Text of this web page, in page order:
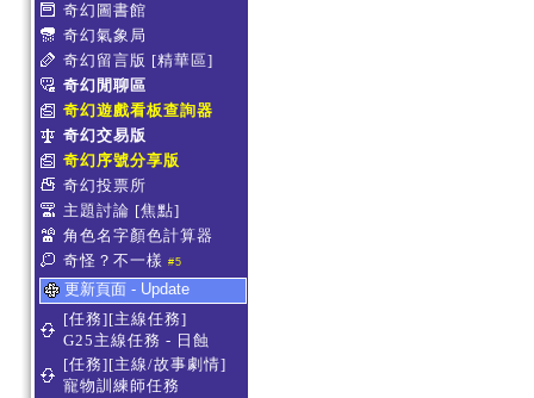
奇幻圖書館
奇幻氣象局
奇幻留言版 [精華區]
奇幻閒聊區
奇幻遊戲看板查詢器
奇幻交易版
奇幻序號分享版
奇幻投票所
主題討論 [焦點]
角色名字顏色計算器
奇怪？不一樣 #5
更新頁面 - Update
[任務][主線任務]
G25主線任務 - 日蝕
[任務][主線/故事劇情]
寵物訓練師任務